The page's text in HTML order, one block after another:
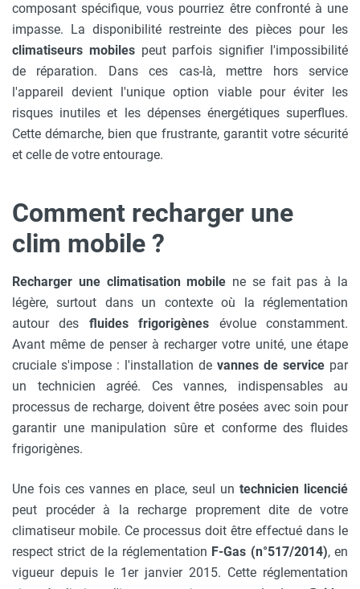
composant spécifique, vous pourriez être confronté à une
impasse. La disponibilité restreinte des pièces pour les
climatiseurs mobilespeut parfois signifier l'impossibilité
de réparation. Dans ces cas-là, mettre hors service
l'appareil devient l'unique option viable pour éviter les
risques inutiles et les dépenses énergétiques superflues.
Cette démarche, bien que frustrante, garantit votre sécurité
et celle de votre entourage.
Comment recharger une
clim mobile ?
Recharger une climatisation mobile ne se fait pas à la
légère, surtout dans un contexte où la réglementation
autour des fluides frigorigènes évolue constamment.
Avant même de penser à recharger votre unité, une étape
cruciale s'impose : l'installation de vannes de service par
un technicien agréé. Ces vannes, indispensables au
processus de recharge, doivent être posées avec soin pour
garantir une manipulation sûre et conforme des fluides
frigorigènes.
Une fois ces vannes en place, seul un technicien licencié
peut procéder à la recharge proprement dite de votre
climatiseur mobile. Ce processus doit être effectué dans le
respect strict de la réglementation F-Gas (n°517/2014), en
vigueur depuis le 1er janvier 2015. Cette réglementation